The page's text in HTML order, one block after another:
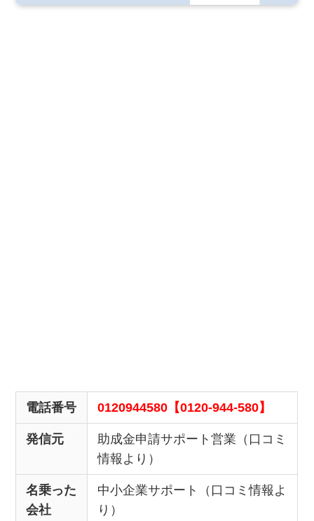
電話番号 0120944580【0120-944-580】
発信元
助成金申請サポート営業（口コミ
情報より）
名乗った
会社
中小企業サポート（口コミ情報よ
り）